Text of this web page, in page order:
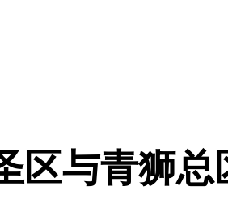
区与青狮总